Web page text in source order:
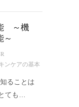
～機
ンケアの基本
ることは
ても…